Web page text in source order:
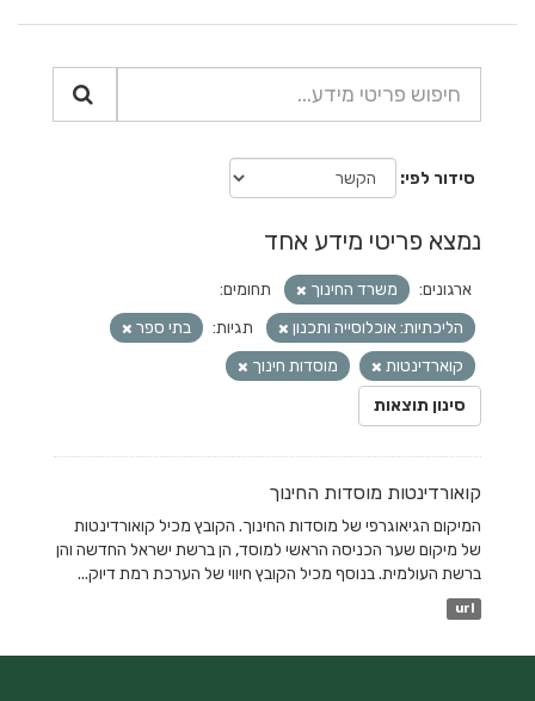
סידור לפי
נמצא פריטי מידע אחד
ארגונים: משרד החינוך
תחומים:
הליכתיות: אוכלוסייה ותכנון
תגיות:
בתי ספר
קוארדינטות
מוסדות חינוך
סינון תוצאות
קואורדינטות מוסדות החינוך
המיקום הגיאוגרפי של מוסדות החינוך. הקובץ מכיל קואורדינטות
של מיקום שער הכניסה הראשי למוסד, הן ברשת ישראל החדשה והן
ברשת העולמית. בנוסף מכיל הקובץ חיווי של הערכת רמת דיוק...
url